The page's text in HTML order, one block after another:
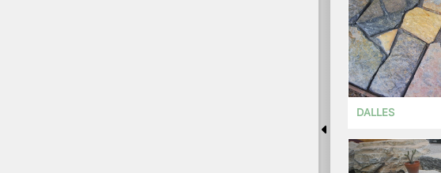
DALLES